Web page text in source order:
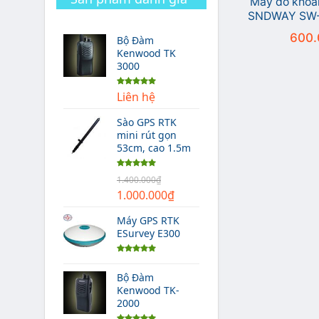
Bộ Đàm
Kenwood TK
3000
Được xếp
hạng5.00
Liên hệ
Sào GPS RTK
mini rút gọn
53cm, cao 1.5m
hạng5.00
5 sao
1.400.000₫
Giá
là:
1.400.000₫.
1.000.000₫Giá
tại
là:
Máy GPS RTK
ESurvey E300
5 sao
Bộ Đàm
Kenwood TK-
2000
SNDWAY